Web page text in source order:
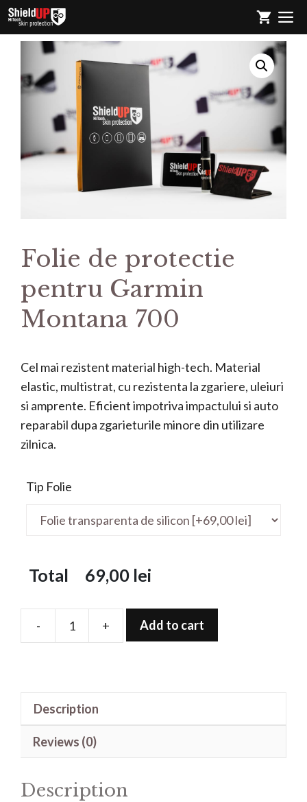
Sari
conținut
Folie de protectie
pentru Garmin
Montana 700
Cel mai rezistent material high-tech. Material
elastic, multistrat, cu rezistenta la zgariere, uleiuri
si amprente. Eficient impotriva impactului si auto
reparabil dupa zgarieturile minore din utilizare
zilnica.
Tip Folie
Total 69,00 lei
-
Folie
+ Add to cart
Description
Reviews (0)
Description